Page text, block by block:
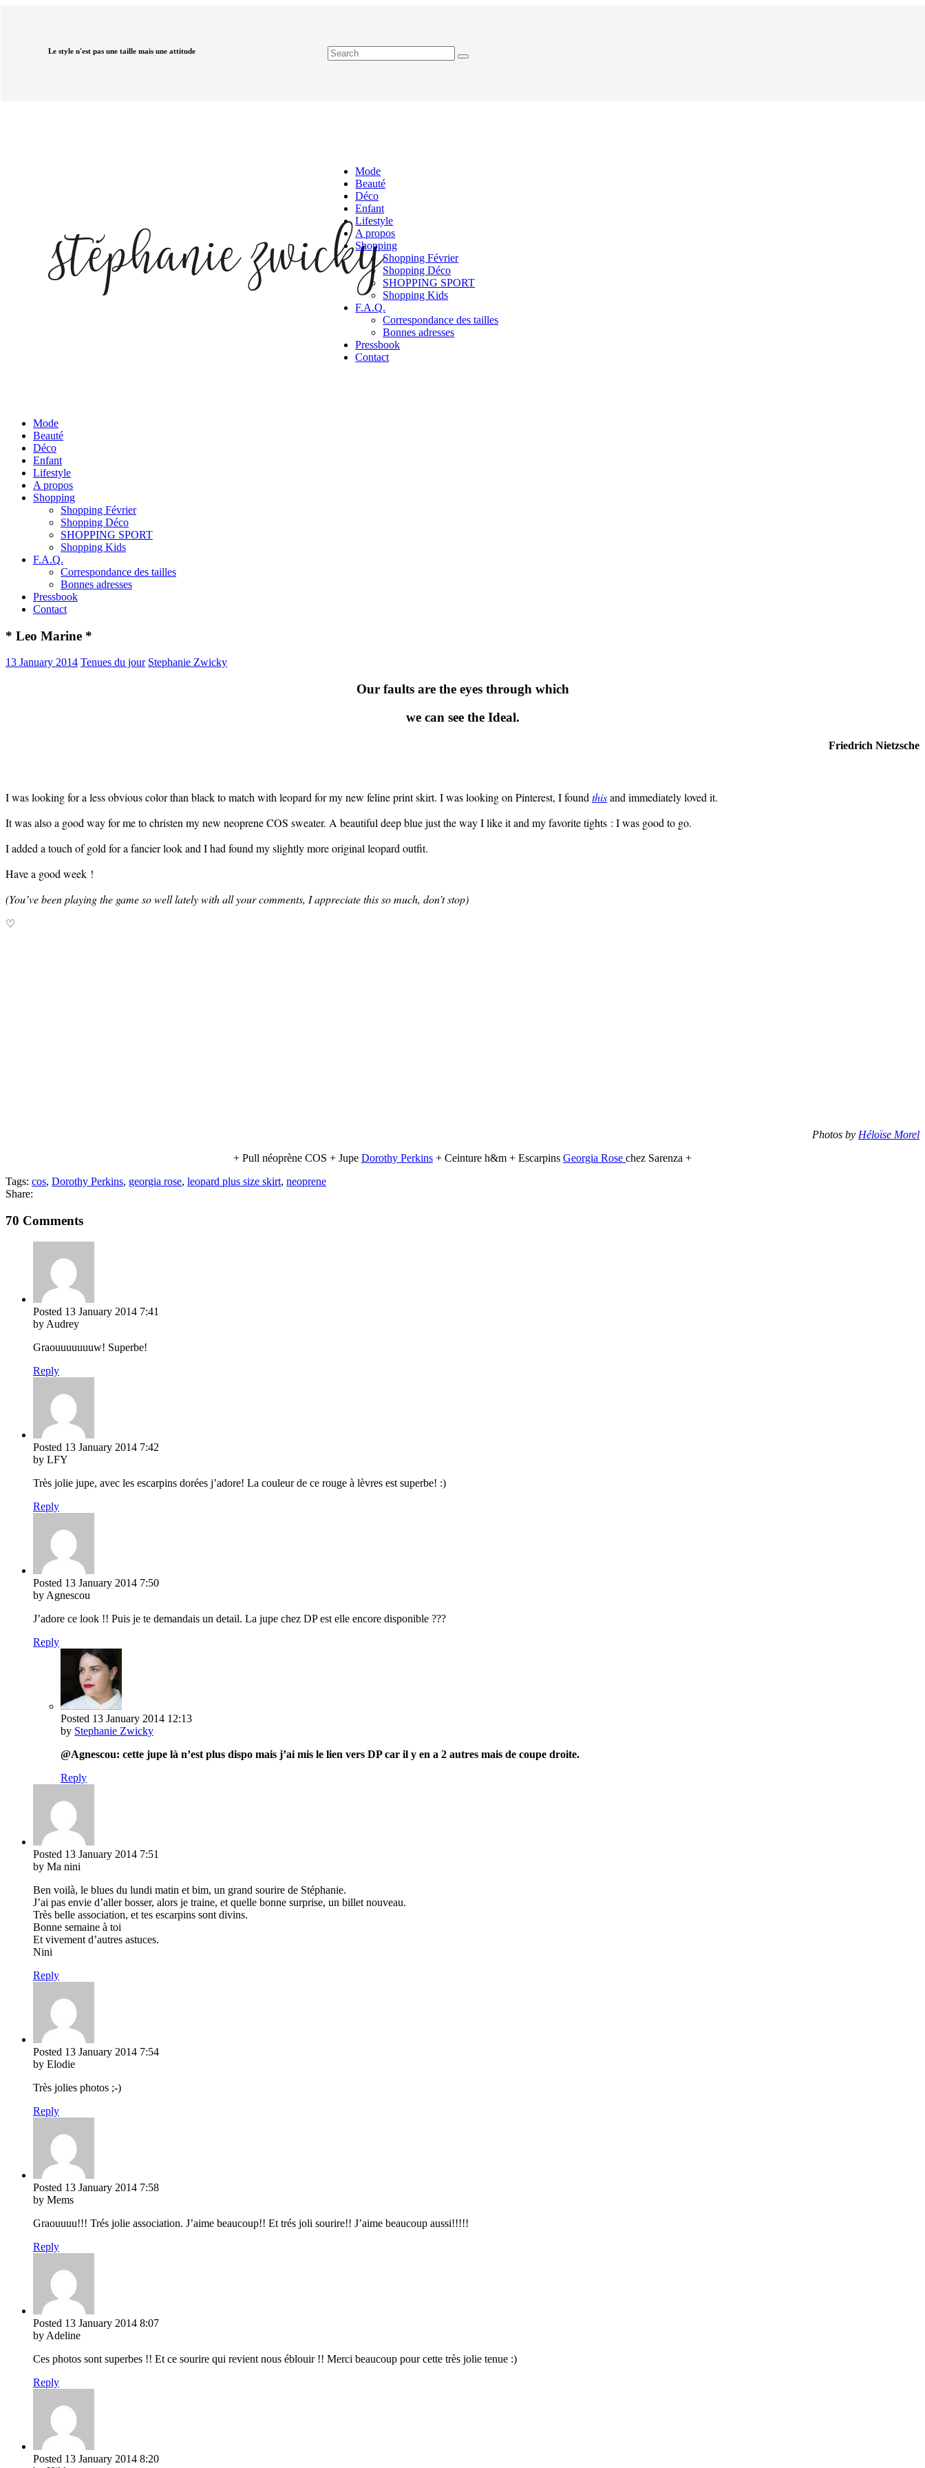
Le style n'est pas une taille mais une attitude
Mode
Beauté
Déco
Enfant
Lifestyle
A propos
Shopping
Shopping Février
Shopping Déco
SHOPPING SPORT
Shopping Kids
F.A.Q.
Correspondance des tailles
Bonnes adresses
Pressbook
Contact
Mode
Beauté
Déco
Enfant
Lifestyle
A propos
Shopping
Shopping Février
Shopping Déco
SHOPPING SPORT
Shopping Kids
F.A.Q.
Correspondance des tailles
Bonnes adresses
Pressbook
Contact
* Leo Marine *
13 January 2014 Tenues du jour Stephanie Zwicky
Our faults are the eyes through which
we can see the Ideal.
Friedrich Nietzsche
I was looking for a less obvious color than black to match with leopard for my new feline print skirt. I was looking on Pinterest, I foundthisand immediately loved it.
It was also a good way for me to christen my new neoprene COS sweater. A beautiful deep blue just the way I like it and my favorite tights : I was good to go.
I added a touch of gold for a fancier look and I had found my slightly more original leopard outfit.
Have a good week !
(You’ve been playing the game so well lately with all your comments, I appreciate this so much, don’t stop)
♡
Photos by Héloïse Morel
+ Pull néoprène COS + Jupe Dorothy Perkins + Ceinture h&m + Escarpins Georgia Rose chez Sarenza +
Tags: cos, Dorothy Perkins, georgia rose, leopard plus size skirt, neoprene
Share:
70 Comments
Posted 13 January 2014 7:41
by Audrey
Graouuuuuuuw! Superbe!
Reply
Posted 13 January 2014 7:42
by LFY
Très jolie jupe, avec les escarpins dorées j’adore! La couleur de ce rouge à lèvres est superbe! :)
Reply
Posted 13 January 2014 7:50
by Agnescou
J’adore ce look !! Puis je te demandais un detail. La jupe chez DP est elle encore disponible ???
Reply
Posted 13 January 2014 12:13
by Stephanie Zwicky
@Agnescou: cette jupe là n’est plus dispo mais j’ai mis le lien vers DP car il y en a 2 autres mais de coupe droite.
Reply
Posted 13 January 2014 7:51
by Ma nini
Ben voilà, le blues du lundi matin et bim, un grand sourire de Stéphanie.
J’ai pas envie d’aller bosser, alors je traine, et quelle bonne surprise, un billet nouveau.
Très belle association, et tes escarpins sont divins.
Bonne semaine à toi
Et vivement d’autres astuces.
Nini
Reply
Posted 13 January 2014 7:54
by Elodie
Très jolies photos ;-)
Reply
Posted 13 January 2014 7:58
by Mems
Graouuuu!!! Trés jolie association. J’aime beaucoup!! Et trés joli sourire!! J’aime beaucoup aussi!!!!!
Reply
Posted 13 January 2014 8:07
by Adeline
Ces photos sont superbes !! Et ce sourire qui revient nous éblouir !! Merci beaucoup pour cette très jolie tenue :)
Reply
Posted 13 January 2014 8:20